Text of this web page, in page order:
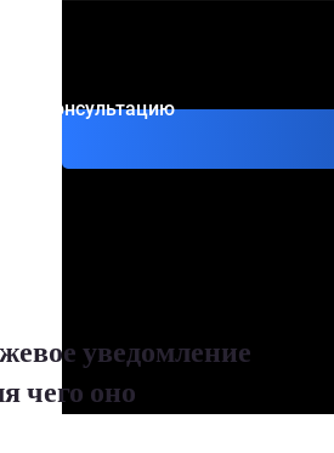
консультацию
уведомление
чего оно